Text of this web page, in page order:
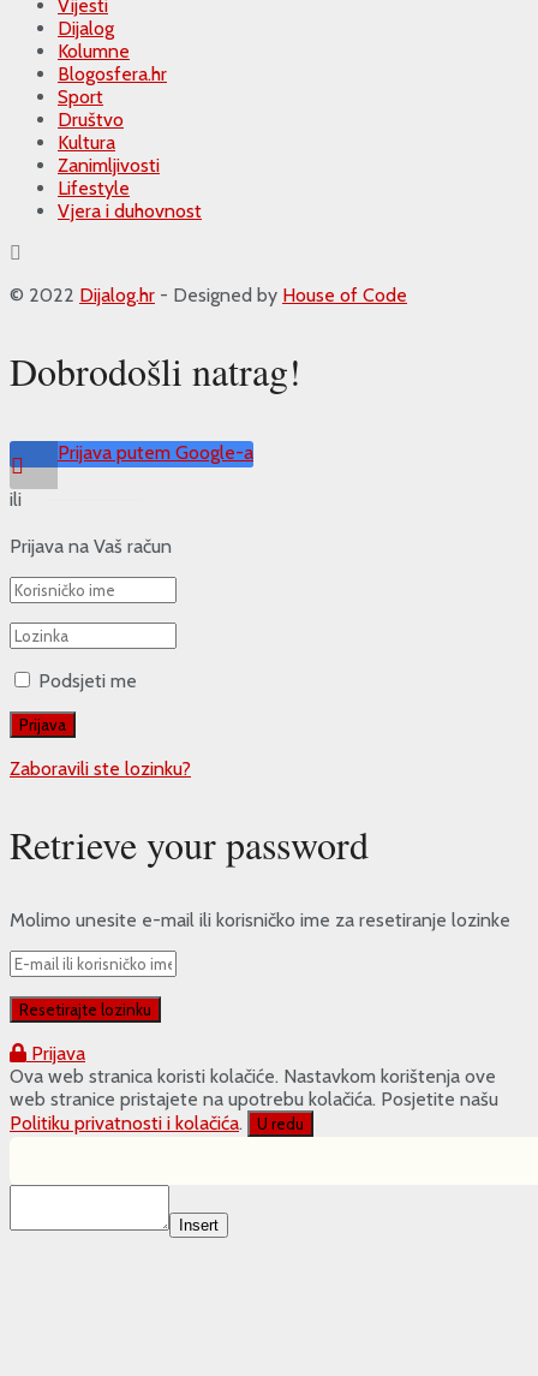
Vijesti
Dijalog
Kolumne
Blogosfera.hr
Sport
Društvo
Kultura
Zanimljivosti
Lifestyle
Vjera i duhovnost
© 2022 Dijalog.hr - Designed by House of Code
Dobrodošli natrag!
Prijava putem Google-a
ili
Prijava na Vaš račun
Podsjeti me
Zaboravili ste lozinku?
Retrieve your password
Molimo unesite e-mail ili korisničko ime za resetiranje lozinke
Prijava
Ova web stranica koristi kolačiće. Nastavkom korištenja ove
web stranice pristajete na upotrebu kolačića. Posjetite našu
Politiku privatnosti i kolačića. U redu
Insert